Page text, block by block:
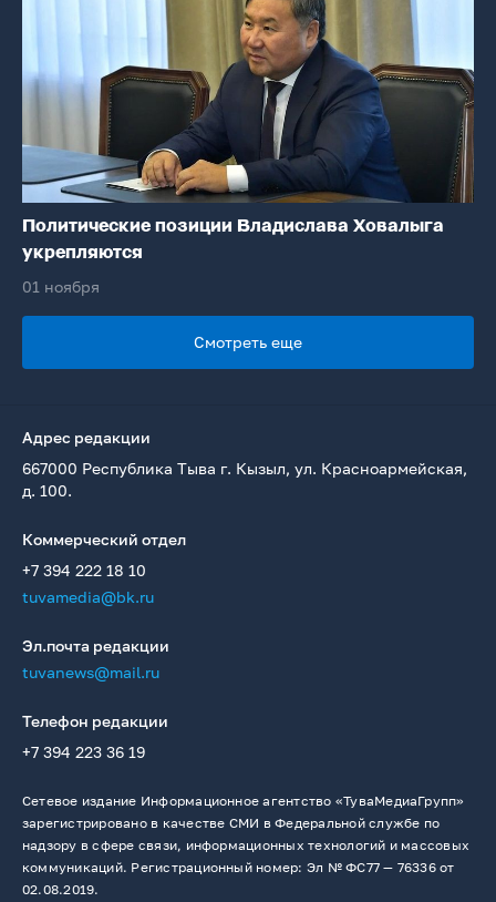
Политические позиции Владислава Ховалыга
укрепляются
01 ноября
Смотреть еще
Адрес редакции
667000 Республика Тыва г. Кызыл, ул. Красноармейская,
д. 100.
Коммерческий отдел
+7 394 222 18 10
tuvamedia@bk.ru
Эл.почта редакции
tuvanews@mail.ru
Телефон редакции
+7 394 223 36 19
Сетевое издание Информационное агентство «ТуваМедиаГрупп»
зарегистрировано в качестве СМИ в Федеральной службе по
надзору в сфере связи, информационных технологий и массовых
коммуникаций. Регистрационный номер: Эл № ФС77 — 76336 от
02.08.2019.